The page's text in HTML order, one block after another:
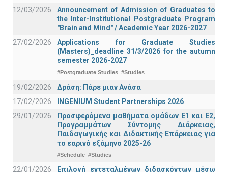
12/03/2026
Announcement of Admission of Graduates to
the Inter-Institutional Postgraduate Program
"Brain and Mind" / Academic Year 2026-2027
27/02/2026
Applications for Graduate Studies
(Masters)_deadline 31/3/2026 for the autumn
semester 2026-2027
#Postgraduate Studies #Studies
19/02/2026
Δράση: Πάρε μιαν Ανάσα
17/02/2026
INGENIUM Student Partnerships 2026
29/01/2026
Προσφερόμενα μαθήματα ομάδων Ε1 και Ε2,
Προγραμμάτων Σύντομης Διάρκειας,
Παιδαγωγικής και Διδακτικής Επάρκειας για
το εαρινό εξάμηνο 2025-26
#Schedule #Studies
22/01/2026
Επιλογή εντεταλμένων διδασκόντων μέσω